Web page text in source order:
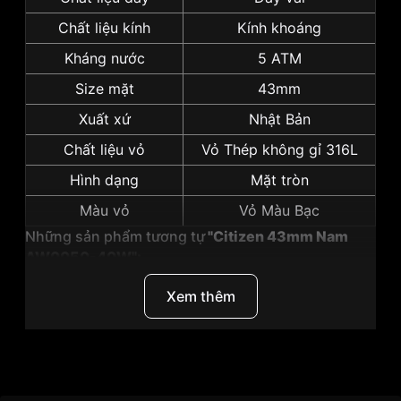
Chất liệu kính
Kính khoáng
Kháng nước
5 ATM
Size mặt
43mm
Xuất xứ
Nhật Bản
Chất liệu vỏ
Vỏ Thép không gỉ 316L
Hình dạng
Mặt tròn
Màu vỏ
Vỏ Màu Bạc
Những sản phẩm tương tự"Citizen 43mm Nam
Xem thêm